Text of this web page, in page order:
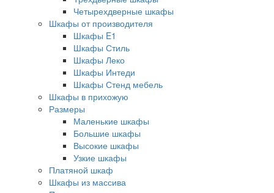
Четырехдверные шкафы
Шкафы от производителя
Шкафы E1
Шкафы Стиль
Шкафы Леко
Шкафы Интеди
Шкафы Стенд мебель
Шкафы в прихожую
Размеры
Маленькие шкафы
Большие шкафы
Высокие шкафы
Узкие шкафы
Платяной шкаф
Шкафы из массива